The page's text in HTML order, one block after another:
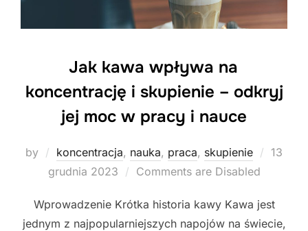
Jak kawa wpływa na
koncentrację i skupienie – odkryj
jej moc w pracy i nauce
by koncentracja, nauka, praca, skupienie
Posted
13
grudnia 2023
Comments are Disabled
Wprowadzenie Krótka historia kawy Kawa jest
jednym z najpopularniejszych napojów na świecie,